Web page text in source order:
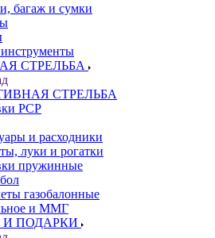
багаж и сумки
СТРЕЛЬБА
СТРЕЛЬБА
PCP
и расходники
луки и рогатки
пружинные
газобалонные
и ММГ
ПОДАРКИ